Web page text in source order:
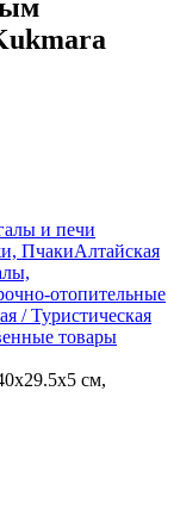
и печи
ПчакиАлтайская
отопительные
/ Туристическая
товары
см,